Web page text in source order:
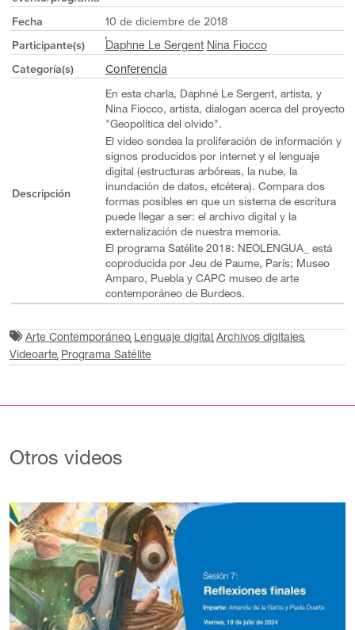
Fecha
10 de diciembre de 2018
Participante(s)
Daphne Le Sergent Nina Fiocco
Categoría(s) Conferencia
Descripción
En esta charla, Daphné Le Sergent, artista, y
Nina Fiocco, artista, dialogan acerca del proyecto
"Geopolítica del olvido".
El video sondea la proliferación de información y
signos producidos por internet y el lenguaje
digital (estructuras arbóreas, la nube, la
inundación de datos, etcétera). Compara dos
formas posibles en que un sistema de escritura
puede llegar a ser: el archivo digital y la
externalización de nuestra memoria.
El programa Satélite 2018: NEOLENGUA_ está
coproducida por Jeu de Paume, París; Museo
Amparo, Puebla y CAPC museo de arte
contemporáneo de Burdeos.
Arte Contemporáneo Lenguaje digital Archivos digitales
Videoarte Programa Satélite
Otros videos